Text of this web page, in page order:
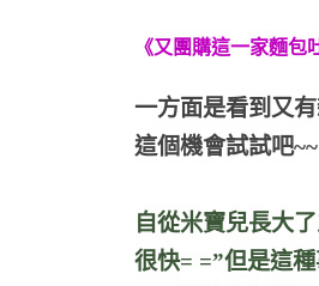
《又團購這一家麵包
一方面是看到又
這個機會試試吧~~
自從米寶兒長大
很快= =”但是這